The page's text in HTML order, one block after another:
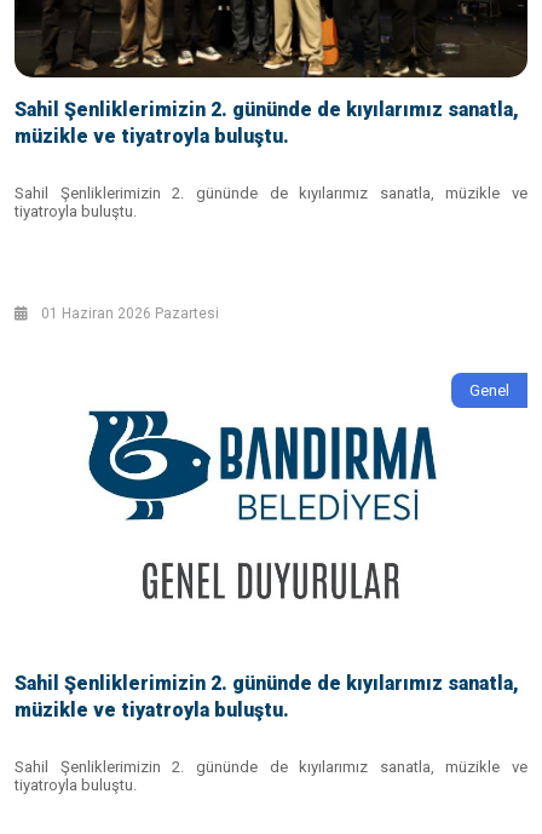
Sahil Şenliklerimizin 2. gününde de kıyılarımız sanatla,
müzikle ve tiyatroyla buluştu.
Sahil Şenliklerimizin 2. gününde de kıyılarımız sanatla, müzikle ve
tiyatroyla buluştu.
01 Haziran 2026 Pazartesi
Genel
Sahil Şenliklerimizin 2. gününde de kıyılarımız sanatla,
müzikle ve tiyatroyla buluştu.
Sahil Şenliklerimizin 2. gününde de kıyılarımız sanatla, müzikle ve
tiyatroyla buluştu.